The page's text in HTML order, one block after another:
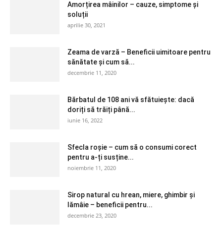
Amorțirea mâinilor – cauze, simptome și
soluții
aprilie 30, 2021
Zeama de varză – Beneficii uimitoare pentru
sănătate și cum să...
decembrie 11, 2020
Bărbatul de 108 ani vă sfătuiește: dacă
doriți să trăiți până...
iunie 16, 2022
Sfecla roșie – cum să o consumi corect
pentru a-ți susține...
noiembrie 11, 2020
Sirop natural cu hrean, miere, ghimbir și
lămâie – beneficii pentru...
decembrie 23, 2020